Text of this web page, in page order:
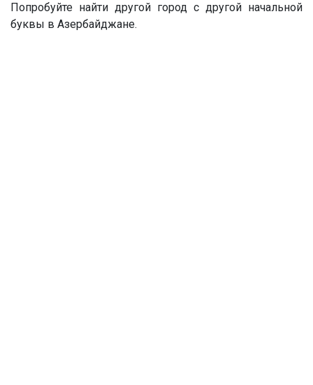
Попробуйте найти другой город с другой начальной
буквы в Азербайджане.